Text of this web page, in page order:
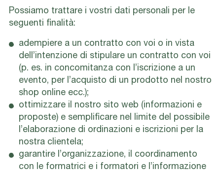
Possiamo trattare i vostri dati personali per le
seguenti finalità:
adempiere a un contratto con voi o in vista
dell’intenzione di stipulare un contratto con voi
(p. es. in concomitanza con l’iscrizione a un
evento, per l’acquisto di un prodotto nel nostro
shop online ecc.);
ottimizzare il nostro sito web (informazioni e
proposte) e semplificare nel limite del possibile
l’elaborazione di ordinazioni e iscrizioni per la
nostra clientela;
garantire l’organizzazione, il coordinamento
con le formatrici e i formatori e l’informazione